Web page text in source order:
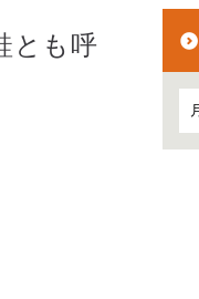
とも呼